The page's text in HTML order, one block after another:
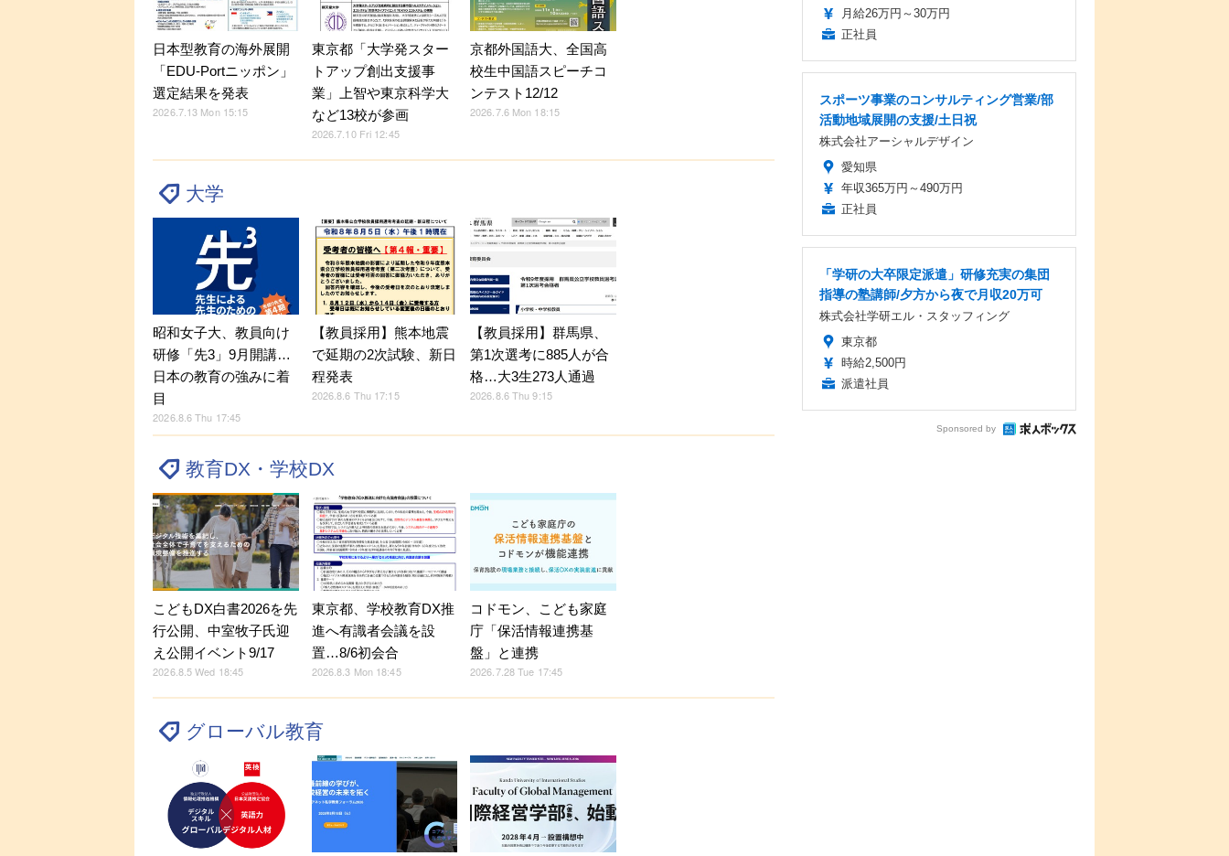
日本型教育の海外展開
「EDU-Portニッポン」
選定結果を発表
2026.7.13 Mon 15:15
東京都「大学発スター
トアップ創出支援事
業」上智や東京科学大
など13校が参画
2026.7.10 Fri 12:45
京都外国語大、全国高
校生中国語スピーチコ
ンテスト12/12
2026.7.6 Mon 18:15
大学
昭和女子大、教員向け
研修「先3」9月開講…
日本の教育の強みに着
目
2026.8.6 Thu 17:45
【教員採用】熊本地震
で延期の2次試験、新日
程発表
2026.8.6 Thu 17:15
【教員採用】群馬県、
第1次選考に885人が合
格…大3生273人通過
2026.8.6 Thu 9:15
教育DX・学校DX
こどもDX白書2026を先
行公開、中室牧子氏迎
え公開イベント9/17
2026.8.5 Wed 18:45
東京都、学校教育DX推
進へ有識者会議を設
置…8/6初会合
2026.8.3 Mon 18:45
コドモン、こども家庭
庁「保活情報連携基
盤」と連携
2026.7.28 Tue 17:45
グローバル教育
月給26万円～30万円
正社員
スポーツ事業のコンサルティング営業/部
活動地域展開の支援/土日祝
株式会社アーシャルデザイン
愛知県
年収365万円～490万円
正社員
「学研の大卒限定派遣」研修充実の集団
指導の塾講師/夕方から夜で月収20万可
株式会社学研エル・スタッフィング
東京都
時給2,500円
派遣社員
Sponsored by